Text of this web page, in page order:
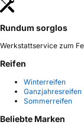
Rundum sorglos
Werkstattservice zum
Reifen
Winterreifen
Ganzjahresreifen
Sommerreifen
Beliebte Marken